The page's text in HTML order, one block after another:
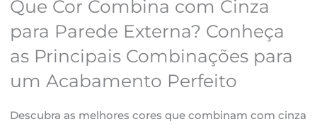
Que Cor Combina com Cinza
para Parede Externa? Conheça
as Principais Combinações para
um Acabamento Perfeito
Descubra as melhores cores que combinam com cinza